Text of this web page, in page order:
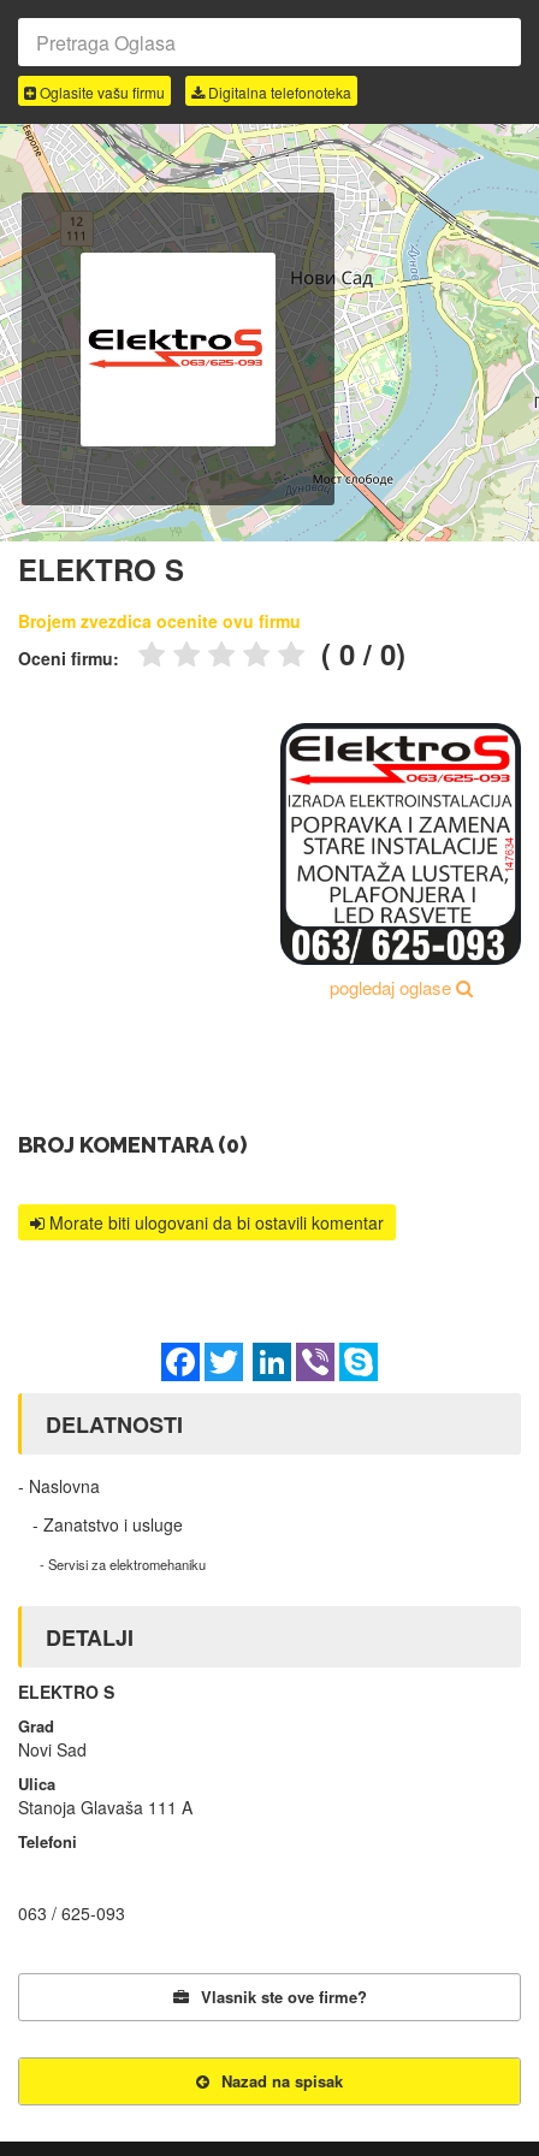
Oglasite vašu firmu Digitalna telefonoteka
ELEKTRO S
Brojem zvezdica ocenite ovu firmu
Oceni firmu:
( 0/ 0)
pogledaj oglase
BROJ KOMENTARA (0)
Morate biti ulogovani da bi ostavili komentar
DELATNOSTI
- Naslovna
- Zanatstvo i usluge
- Servisi za elektromehaniku
DETALJI
ELEKTRO S
Grad
Novi Sad
Ulica
Stanoja Glavaša 111 A
Telefoni
063 / 625-093
Vlasnik ste ove firme?
Nazad na spisak